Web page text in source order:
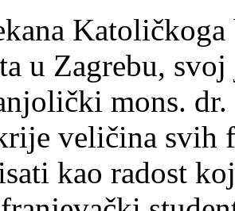
u Zagrebu,
mons.
veličina svih
kao radost